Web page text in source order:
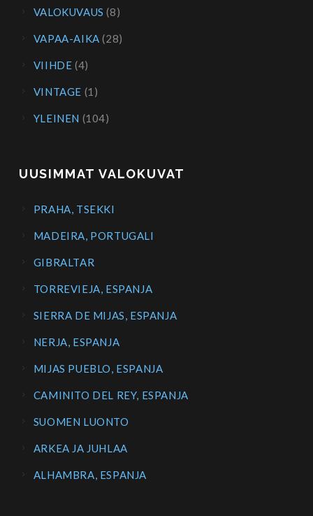
VALOKUVAUS (8)
VAPAA-AIKA (28)
VIIHDE (4)
VINTAGE (1)
YLEINEN (104)
UUSIMMAT VALOKUVAT
PRAHA, TSEKKI
MADEIRA, PORTUGALI
GIBRALTAR
TORREVIEJA, ESPANJA
SIERRA DE MIJAS, ESPANJA
NERJA, ESPANJA
MIJAS PUEBLO, ESPANJA
CAMINITO DEL REY, ESPANJA
SUOMEN LUONTO
ARKEA JA JUHLAA
ALHAMBRA, ESPANJA